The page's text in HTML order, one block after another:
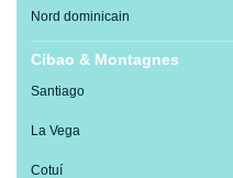
Nord dominicain
Cibao & Montagnes
Santiago
La Vega
Cotuí